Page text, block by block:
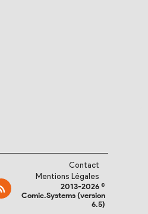
Contact
Mentions Légales
2013-2026 ©
Comic.Systems (version
6.5)